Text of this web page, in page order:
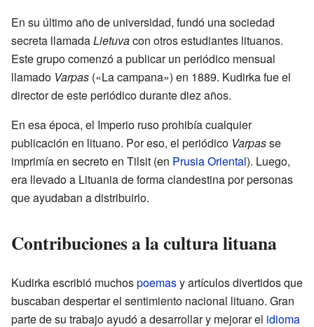
En su último año de universidad, fundó una sociedad
secreta llamadaLietuvacon otros estudiantes lituanos.
Este grupo comenzó a publicar un periódico mensual
llamado Varpas («La campana») en 1889. Kudirka fue el
director de este periódico durante diez años.
En esa época, el Imperio ruso prohibía cualquier
publicación en lituano. Por eso, el periódico Varpasse
imprimía en secreto en Tilsit (en Prusia Oriental). Luego,
era llevado a Lituania de forma clandestina por personas
que ayudaban a distribuirlo.
Contribuciones a la cultura lituana
Kudirka escribió muchospoemasy artículos divertidos que
buscaban despertar el sentimiento nacional lituano. Gran
parte de su trabajo ayudó a desarrollar y mejorar el idioma